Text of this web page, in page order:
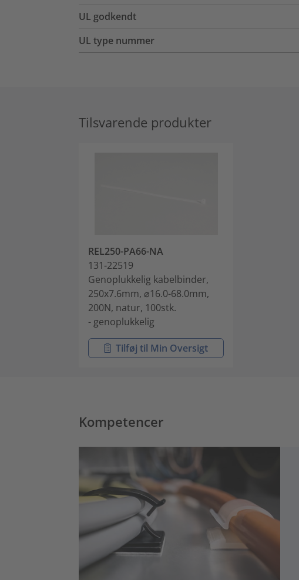
UL godkendt
UL type nummer
Tilsvarende produkter
REL250-PA66-NA
131-22519
Genoplukkelig kabelbinder,
250x7.6mm, ⌀16.0-68.0mm,
200N, natur, 100stk.
- genoplukkelig
Tilføj til Min Oversigt
Kompetencer